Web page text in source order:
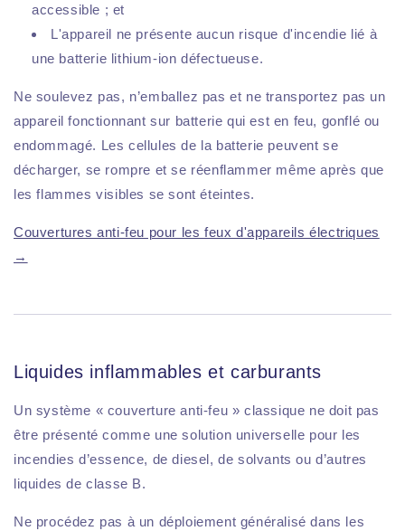
accessible ; et
L'appareil ne présente aucun risque d'incendie lié à
une batterie lithium-ion défectueuse.
Ne soulevez pas, n’emballez pas et ne transportez pas un
appareil fonctionnant sur batterie qui est en feu, gonflé ou
endommagé. Les cellules de la batterie peuvent se
décharger, se rompre et se réenflammer même après que
les flammes visibles se sont éteintes.
Couvertures anti-feu pour les feux d'appareils électriques
→
Liquides inflammables et carburants
Un système « couverture anti-feu » classique ne doit pas
être présenté comme une solution universelle pour les
incendies d’essence, de diesel, de solvants ou d’autres
liquides de classe B.
Ne procédez pas à un déploiement généralisé dans les